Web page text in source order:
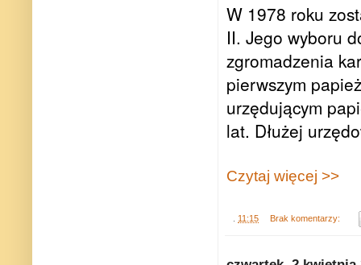
W 1978 roku
II. Jego wyboru
zgromadzenia
pierwszym
urzędującym
lat. Dłużej
Czytaj więcej >>
11:15 Brak komentarzy: